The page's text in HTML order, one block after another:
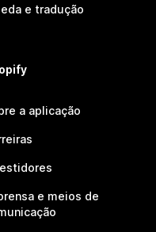
e tradução
a aplicação
e meios de